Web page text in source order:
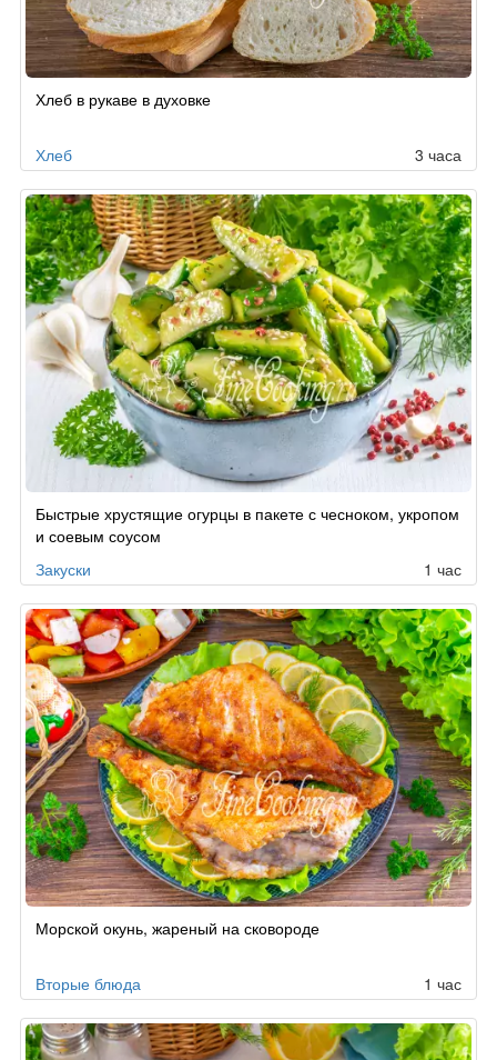
Хлеб в рукаве в духовке
Хлеб 3 часа
Быстрые хрустящие огурцы в пакете с чесноком, укропом
и соевым соусом
Закуски
1 час
Морской окунь, жареный на сковороде
Вторые блюда 1 час